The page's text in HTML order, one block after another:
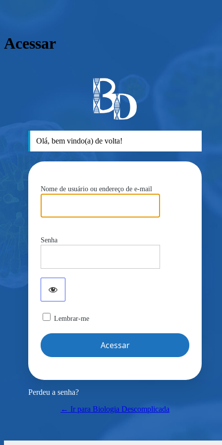
Acessar
Olá, bem vindo(a) de volta!
Nome de usuário ou endereço de e-mail
Senha
Lembrar-me
Perdeu a senha?
← Ir para Biologia Descomplicada